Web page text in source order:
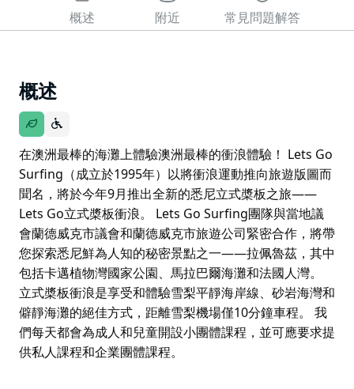
概述 附近 常見問題解答
概述
在澳洲最棒的海灘上體驗澳洲最棒的衝浪體驗！ Lets Go
Surfing（成立於1995年）以將衝浪運動推向旅遊版圖而
聞名，將於今年9月推出全新的悉尼立式槳板之旅——
Lets Go立式槳板衝浪。 Lets Go Surfing團隊與當地議
會蘭德威克市議會和蘭德威克市旅遊公司緊密合作，將帶
您探索悉尼鮮為人知的秘密景點之一——拉佩魯茲，其中
包括卡邁植物灣國家公園、馬拉巴爾海灘和法國人灣。
立式槳板衝浪是享受和體驗雪梨平靜海岸線、砂岩海灣和
僻靜海灘的絕佳方式，距離雪梨機場僅10分鐘車程。 我
們每天都會為成人和兒童開設小團體課程，並可應要求提
供私人課程和企業團體課程。